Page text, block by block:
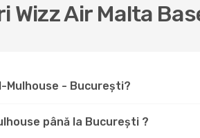
Air Malta
Mulhouse - București?
până la București ?